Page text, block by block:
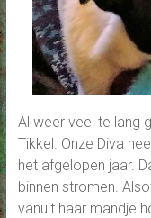
Al weer veel te lang
Tikkel. Onze Diva
het afgelopen jaar.
binnen stromen.
vanuit haar mandje